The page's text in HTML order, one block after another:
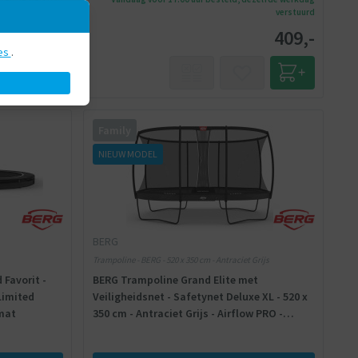
1.399,-
verstuurd
409,-
Favorit -
NIEUW MODEL
BERG
Trampoline - BERG - 520 x 350 cm - Antraciet Grijs
BERG Trampoline Grand Elite met
Veiligheidsnet - Safetynet Deluxe XL - 520 x
350 cm - Antraciet Grijs - Airflow PRO -
.